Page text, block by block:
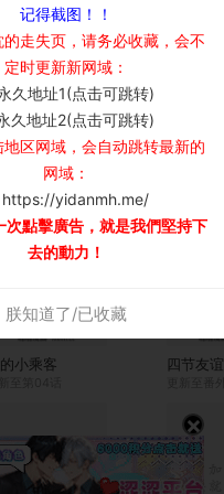
！
小乘客 四节友谊
记得截图！！
走失页，请务必收藏，会不
定时更新新网域：
久地址1(点击可跳转)
久地址2(点击可跳转)
区网域，会自动跳转最新的
网域：
https://yidanmh.me/
次點擊廣告，就是我們堅持下
去的動力！
朕知道了/已收藏
×